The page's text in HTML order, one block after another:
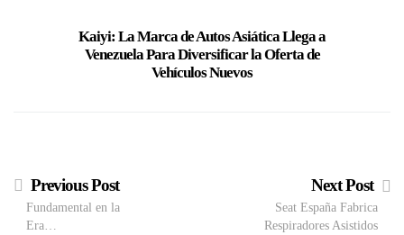
Kaiyi: La Marca de Autos Asiática Llega a
Venezuela Para Diversificar la Oferta de
Vehículos Nuevos
Previous Post
Fundamental en la
Era…
Next Post
Seat España Fabrica
Respiradores Asistidos